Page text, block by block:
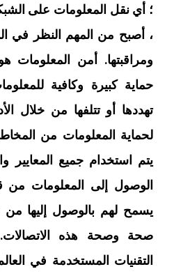
؛ أي نقل المعلومات على
، أصبح من المهم النظر في
ومراقبتها. أمن المعلومات
حماية كبيرة وكافية
تهددها أو تتلفها من خلال
لحماية المعلومات من
يتم استخدام جميع المعايير
الوصول إلى المعلومات من
يسمح لهم بالوصول إليها من
صحة وصحة هذه
التقنيات المستخدمة في